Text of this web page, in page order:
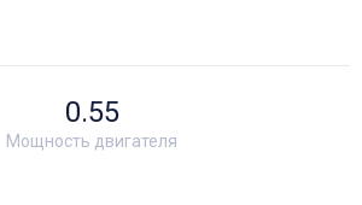
Мощность двигателя
0.55